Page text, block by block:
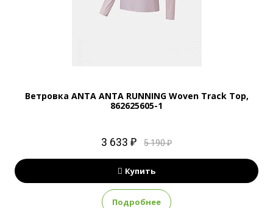
Ветровка ANTA ANTA RUNNING Woven Track Top,
862625605-1
3 633 ₽ 5 190 ₽
Купить
Подробнее